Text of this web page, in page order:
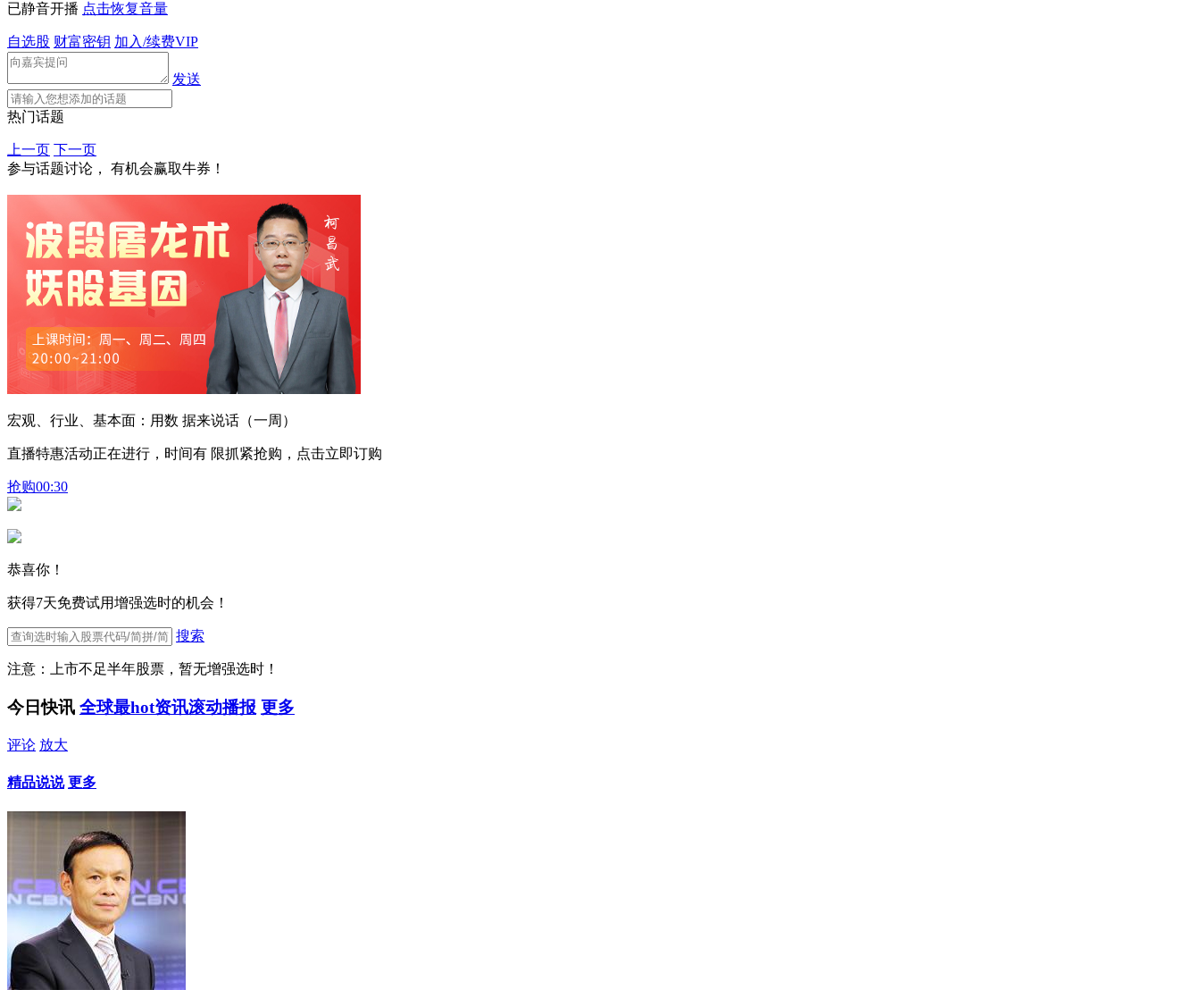
已静音开播 点击恢复音量
自选股 财富密钥 加入/续费VIP
发送
热门话题
上一页 下一页
参与话题讨论， 有机会赢取牛券！
宏观、行业、基本面：用数 据来说话（一周）
直播特惠活动正在进行，时间有 限抓紧抢购，点击立即订购
抢购00:30
恭喜你！
获得7天免费试用增强选时的机会！
搜索
注意：上市不足半年股票，暂无增强选时！
今日快讯 全球最hot资讯滚动播报 更多
评论 放大
精品说说 更多